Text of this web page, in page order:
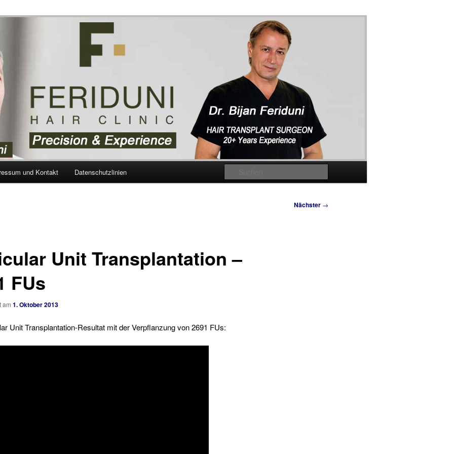
– Blog
und Kontakt Datenschutzlinien
Nächster →
Unit Transplantation –
FUs
am 1. Oktober 2013
Unit Transplantation-Resultat mit der Verpflanzung von 2691 FUs: